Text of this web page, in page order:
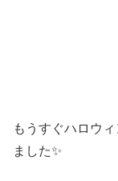
もうすぐハロウ
ました✨